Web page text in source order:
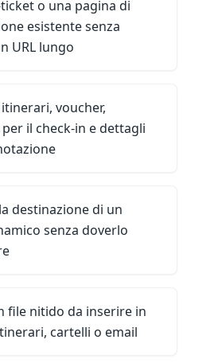
o una pagina di
esistente senza
URL lungo
voucher,
il check-in e dettagli
destinazione di un
senza doverlo
file nitido da inserire in
cartelli o email